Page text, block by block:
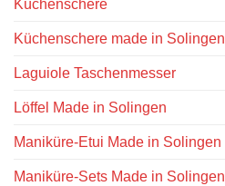
Küchenschere
Küchenschere made in Solingen
Laguiole Taschenmesser
Löffel Made in Solingen
Maniküre-Etui Made in Solingen
Maniküre-Sets Made in Solingen